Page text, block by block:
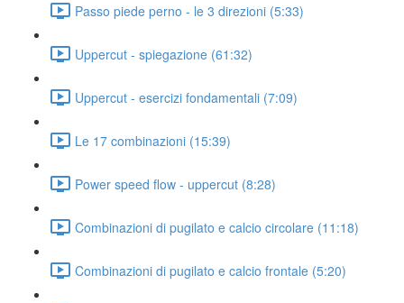
Passo piede perno - le 3 direzioni (5:33)
Uppercut - spiegazione (61:32)
Uppercut - esercizi fondamentali (7:09)
Le 17 combinazioni (15:39)
Power speed flow - uppercut (8:28)
Combinazioni di pugilato e calcio circolare (11:18)
Combinazioni di pugilato e calcio frontale (5:20)